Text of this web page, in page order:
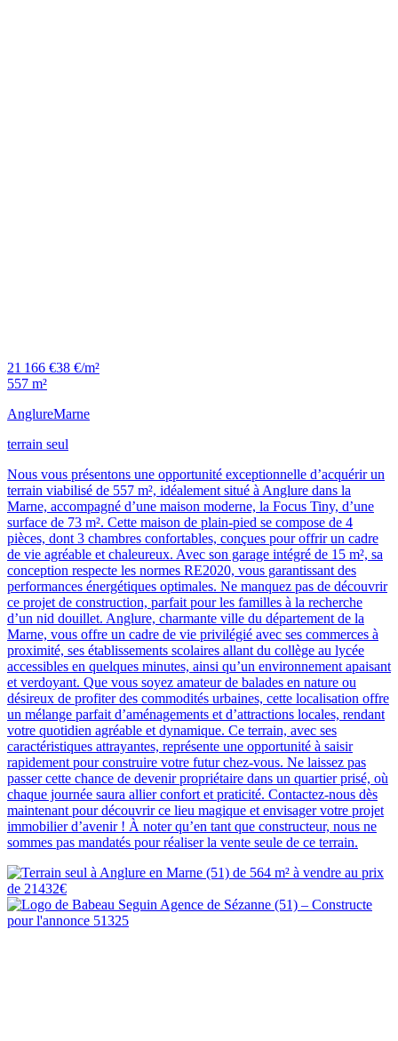
21 166 €38 €/m²
557 m²
AnglureMarne
terrain seul
Nous vous présentons une opportunité exceptionnelle d’acquérir un
terrain viabilisé de 557 m², idéalement situé à Anglure dans la
Marne, accompagné d’une maison moderne, la Focus Tiny, d’une
surface de 73 m². Cette maison de plain-pied se compose de 4
pièces, dont 3 chambres confortables, conçues pour offrir un cadre
de vie agréable et chaleureux. Avec son garage intégré de 15 m², sa
conception respecte les normes RE2020, vous garantissant des
performances énergétiques optimales. Ne manquez pas de découvrir
ce projet de construction, parfait pour les familles à la recherche
d’un nid douillet. Anglure, charmante ville du département de la
Marne, vous offre un cadre de vie privilégié avec ses commerces à
proximité, ses établissements scolaires allant du collège au lycée
accessibles en quelques minutes, ainsi qu’un environnement apaisant
et verdoyant. Que vous soyez amateur de balades en nature ou
désireux de profiter des commodités urbaines, cette localisation offre
un mélange parfait d’aménagements et d’attractions locales, rendant
votre quotidien agréable et dynamique. Ce terrain, avec ses
caractéristiques attrayantes, représente une opportunité à saisir
rapidement pour construire votre futur chez-vous. Ne laissez pas
passer cette chance de devenir propriétaire dans un quartier prisé, où
chaque journée saura allier confort et praticité. Contactez-nous dès
maintenant pour découvrir ce lieu magique et envisager votre projet
immobilier d’avenir ! À noter qu’en tant que constructeur, nous ne
sommes pas mandatés pour réaliser la vente seule de ce terrain.